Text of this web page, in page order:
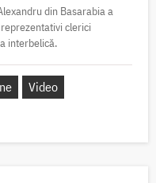
din Basarabia a
clerici
interbelică.
Video